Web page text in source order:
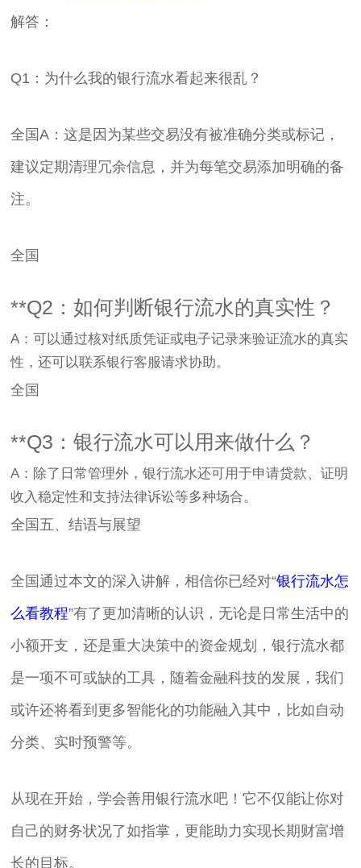
解答：
Q1：为什么我的银行流水看起来很乱？
全国A：这是因为某些交易没有被准确分类或标记，
建议定期清理冗余信息，并为每笔交易添加明确的备
注。
全国
**Q2：如何判断银行流水的真实性？
A：可以通过核对纸质凭证或电子记录来验证流水的真实
性，还可以联系银行客服请求协助。
全国
**Q3：银行流水可以用来做什么？
A：除了日常管理外，银行流水还可用于申请贷款、证明
收入稳定性和支持法律诉讼等多种场合。
全国五、结语与展望
全国通过本文的深入讲解，相信你已经对“银行流水怎
么看教程”有了更加清晰的认识，无论是日常生活中的
小额开支，还是重大决策中的资金规划，银行流水都
是一项不可或缺的工具，随着金融科技的发展，我们
或许还将看到更多智能化的功能融入其中，比如自动
分类、实时预警等。
从现在开始，学会善用银行流水吧！它不仅能让你对
自己的财务状况了如指掌，更能助力实现长期财富增
长的目标。